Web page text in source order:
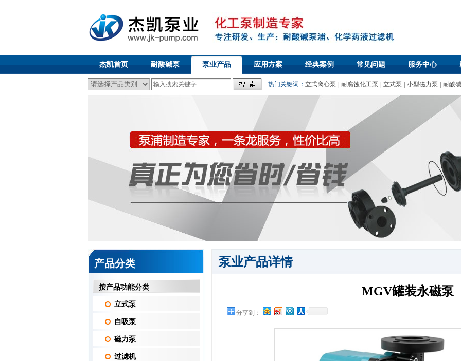
杰凯首页 耐酸碱泵 泵业产品 应用方案 经典案例 常见问题 服务中心
热门关键词： 立式离心泵 耐腐蚀化工泵 立式泵 小型磁力泵 耐酸
产品分类
按产品功能分类
立式泵
自吸泵
磁力泵
过滤机
泵业产品详情
MGV罐装永磁泵
分享到：